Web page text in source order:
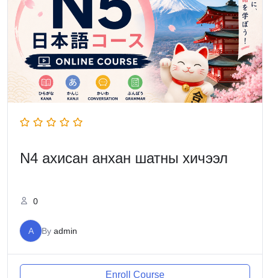
N4 ахисан анхан шатны хичээл
0
A By admin
Enroll Course